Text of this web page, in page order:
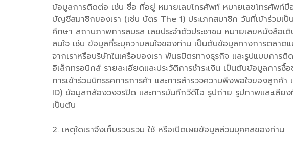
ข้อมูลการติดต่อ เช่น ชื่อ ที่อยู่ หมายเลขโทรศัพท์ หมายเลขโทรศัพท์มื
บัญชีสมาชิกของเรา (เช่น บัตร The 1) ประเภทสมาชิก วันที่เข้าร่วม
ศึกษา สถานภาพการสมรส เลขประจำตัวประชาชน หมายเลขหนังสื
สนใจ เช่น ข้อมูลที่ระบุความสนใจของท่าน เป็นต้นข้อมูลทางการตลา
จากเราหรือบริษัทในเครือของเรา พันธมิตรทางธุรกิจ และรูปแบบกา
อิเล็กทรอนิกส์ รายละเอียดและประวัติการชำระเงิน เป็นต้นข้อมูลการ
การเข้าร่วมนิทรรศการการค้า และการสำรวจความพึงพอใจของลูก
ID) ข้อมูลกล้องวงจรปิด และการบันทึกวีดีโอ รูปถ่าย รูปภาพและเสี
เป็นต้น
2. เหตุใดเราจึงเก็บรวบรวม ใช้ หรือเปิดเผยข้อมูลส่วนบุคคลของท่าน